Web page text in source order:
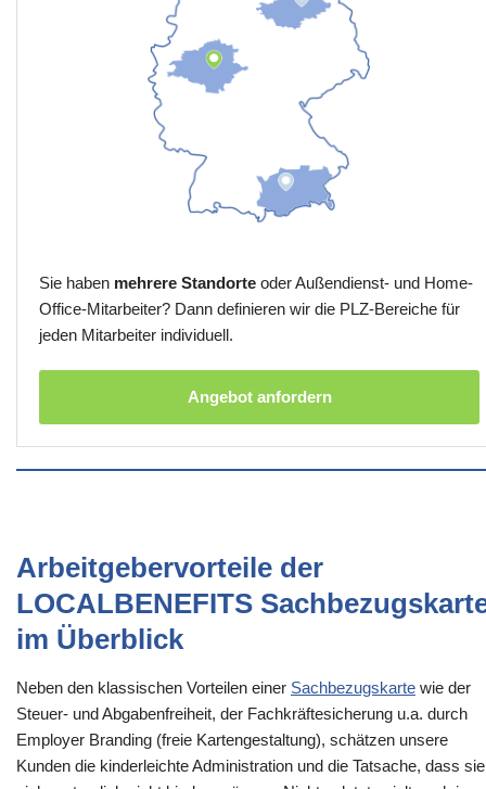
Sie haben mehrere Standorte oder Außendienst- und Home-
Office-Mitarbeiter? Dann definieren wir die PLZ-Bereiche für
jeden Mitarbeiter individuell.
Angebot anfordern
Arbeitgebervorteile der
LOCALBENEFITS
im Überblick
Neben den klassischen Vorteilen einer Sachbezugskarte wie der
Steuer- und Abgabenfreiheit, der Fachkräftesicherung u.a. durch
Employer Branding (freie Kartengestaltung), schätzen unsere
Kunden die kinderleichte Administration und die Tatsache, dass sie